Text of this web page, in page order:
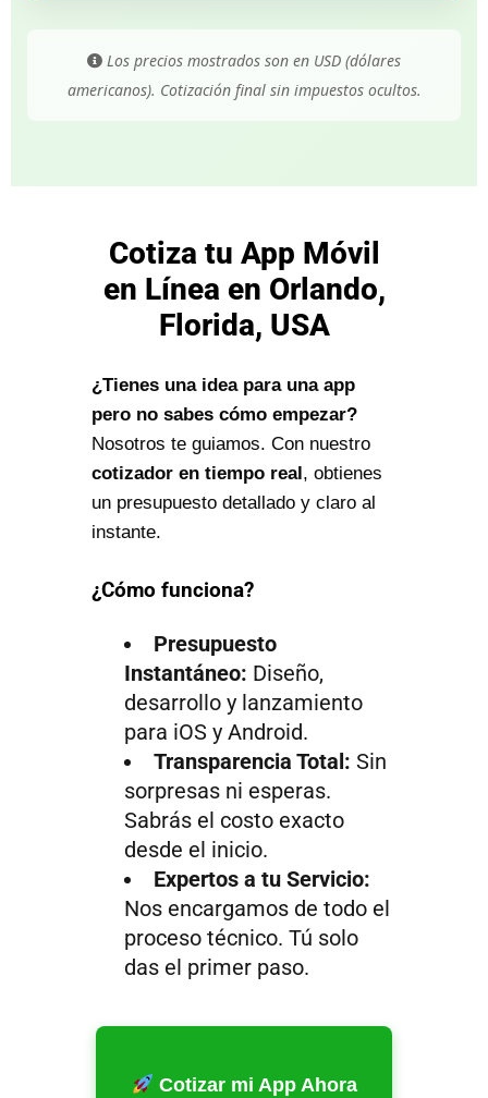
Los precios mostrados son en USD (dólares
americanos). Cotización final sin impuestos ocultos.
Cotiza tu App Móvil
en Línea en Orlando,
Florida, USA
¿Tienes una idea para una app
pero no sabes cómo empezar?
Nosotros te guiamos. Con nuestro
cotizador en tiempo real, obtienes
un presupuesto detallado y claro al
instante.
¿Cómo funciona?
Presupuesto
Instantáneo: Diseño,
desarrollo y lanzamiento
para iOS y Android.
Transparencia Total: Sin
sorpresas ni esperas.
Sabrás el costo exacto
desde el inicio.
Expertos a tu Servicio:
Nos encargamos de todo el
proceso técnico. Tú solo
das el primer paso.
Cotizar mi App Ahora